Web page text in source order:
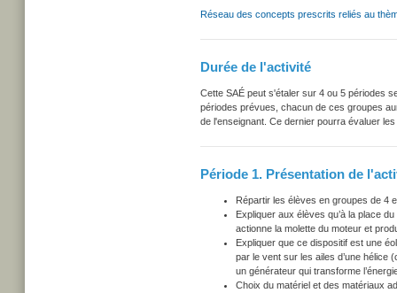
Réseau des concepts prescrits reliés au
Durée de l'activité
Cette SAÉ peut s'étaler sur 4 ou 5 périodes
périodes prévues, chacun de ces groupes
de l'enseignant. Ce dernier pourra évaluer
Période 1. Présentation de
Répartir les élèves en groupes de 4
Expliquer aux élèves qu’à la place
actionne la molette du moteur et
Expliquer que ce dispositif est une
par le vent sur les ailes d’une hélice
un générateur qui transforme
Choix du matériel et des matériaux